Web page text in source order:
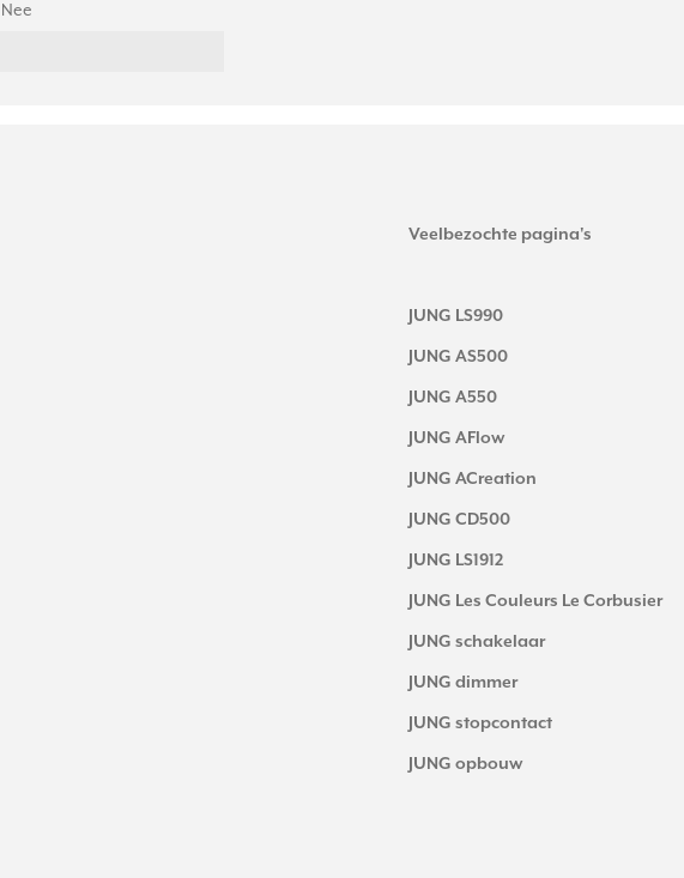
Nee
Veelbezochte pagina's
JUNG LS990
JUNG AS500
JUNG A550
JUNG AFlow
JUNG ACreation
JUNG CD500
JUNG LS1912
JUNG Les Couleurs Le Corbusier
JUNG schakelaar
JUNG dimmer
JUNG stopcontact
JUNG opbouw